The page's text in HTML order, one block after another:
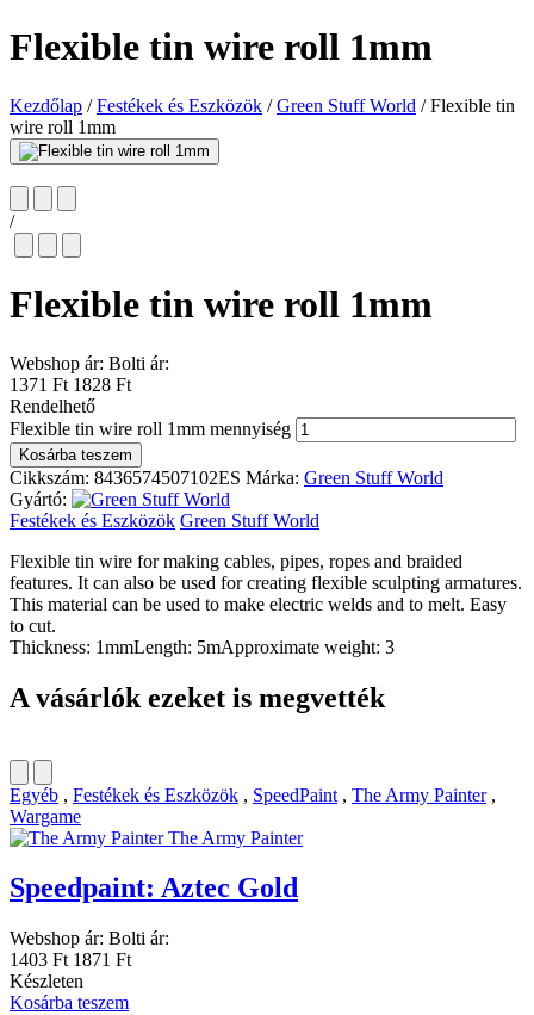
Flexible tin wire roll 1mm
Kezdőlap / Festékek és Eszközök / Green Stuff World /Flexible tin
wire roll 1mm
/
Flexible tin wire roll 1mm
Webshop ár: Bolti ár:
1371 Ft 1828 Ft
Rendelhető
Flexible tin wire roll 1mm mennyiség
Kosárba teszem
Cikkszám: 8436574507102ES Márka: Green Stuff World
Gyártó:
Festékek és Eszközök Green Stuff World
Flexible tin wire for making cables, pipes, ropes and braided
features. It can also be used for creating flexible sculpting armatures.
This material can be used to make electric welds and to melt. Easy
to cut.
Thickness: 1mmLength: 5mApproximate weight: 3
A vásárlók ezeket is megvették
Egyéb , Festékek és Eszközök , SpeedPaint , The Army Painter,
Wargame
The Army Painter
Speedpaint: Aztec Gold
Webshop ár: Bolti ár:
1403 Ft 1871 Ft
Készleten
Kosárba teszem